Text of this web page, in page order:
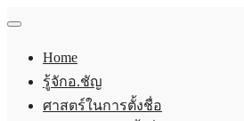
Home
รู้จักอ.ชัญ
ศาสตร์ในการตั้งชื่อ